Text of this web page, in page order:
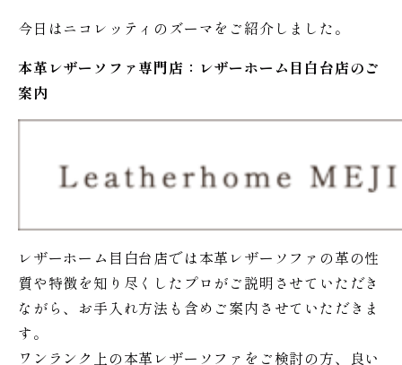
今日はニコレッティのズーマをご紹介しました。
本革レザーソファ専門店：レザーホーム 目白台店のご
案内
レザーホーム目白台店では本革レザーソファの革の性
質や特徴を知り尽くしたプロがご説明させていただき
ながら、お手入れ方法も含めご案内させていただきま
す。
ワンランク上の本革レザーソファをご検討の方、良い